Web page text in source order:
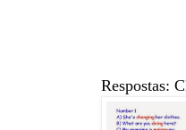
Respostas: